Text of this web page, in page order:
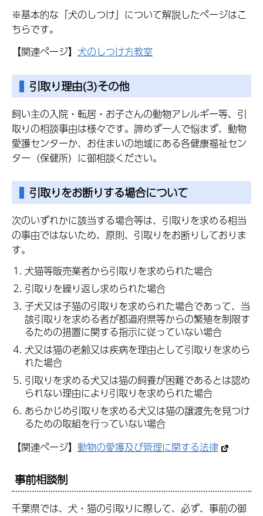
※基本的な「犬のしつけ」について解説したページはこ
ちらです。
【関連ページ】 犬のしつけ方教室
引取り理由(3)その他
飼い主の入院・転居・お子さんの動物アレルギー等、引
取りの相談事由は様々です。諦めず一人で悩まず、動物
愛護センターか、お住まいの地域にある各健康福祉セン
ター（保健所）に御相談ください。
引取りをお断りする場合について
次のいずれかに該当する場合等は、引取りを求める相当
の事由ではないため、原則、引取りをお断りしておりま
す。
犬猫等販売業者から引取りを求められた場合
引取りを繰り返し求められた場合
子犬又は子猫の引取りを求められた場合であって、当
該引取りを求める者が都道府県等からの繁殖を制限す
るための措置に関する指示に従っていない場合
犬又は猫の老齢又は疾病を理由として引取りを求めら
れた場合
引取りを求める犬又は猫の飼養が困難であるとは認め
られない理由により引取りを求められた場合
あらかじめ引取りを求める犬又は猫の譲渡先を見つけ
るための取組を行っていない場合
【関連ページ】 動物の愛護及び管理に関する法律
事前相談制
千葉県では、犬・猫の引取りに際して、必ず、事前の御